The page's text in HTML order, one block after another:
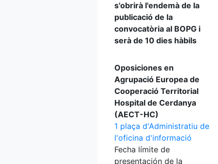
s'obrirà l'endemà de la
publicació de la
convocatòria al BOPG i
serà de 10 dies hàbils
Oposiciones en
Agrupació Europea de
Cooperació Territorial
Hospital de Cerdanya
(AECT-HC)
1 plaça d'Administratiu de
l'oficina d'informació
Fecha límite de
presentación de la